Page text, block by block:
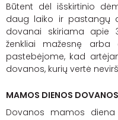
Būtent dėl išskirtinio
daug laiko ir pastangų
dovanai skiriama apie
ženkliai mažesnę
pastebėjome, kad
dovanos, kurių vertė
MAMOS DIENOS
Dovanos mamos